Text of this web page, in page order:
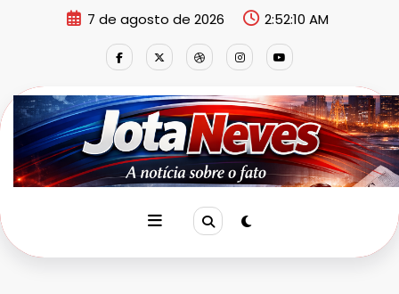
7 de agosto de 2026 2:52:11 AM